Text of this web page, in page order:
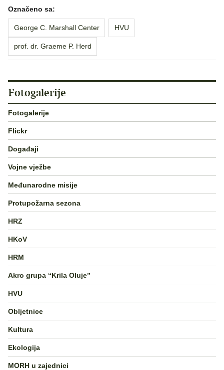
Označeno sa:
George C. Marshall Center HVU
prof. dr. Graeme P. Herd
Fotogalerije
Fotogalerije
Flickr
Događaji
Vojne vježbe
Međunarodne misije
Protupožarna sezona
HRZ
HKoV
HRM
Akro grupa “Krila Oluje”
HVU
Obljetnice
Kultura
Ekologija
MORH u zajednici